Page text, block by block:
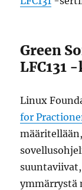
Green
LFC131
Linux
for
ymmärrystä